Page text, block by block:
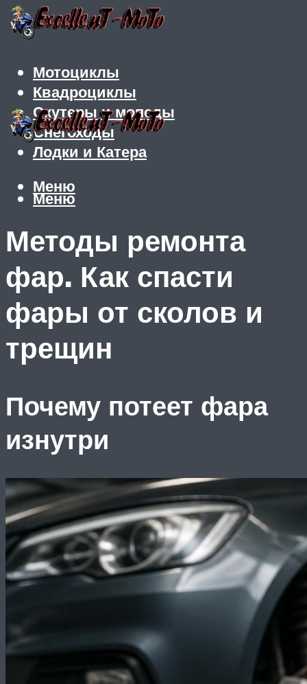
Мотоциклы
Квадроциклы
Скутеры и мопеды
Снегоходы
Лодки и Катера
Меню
Меню
Методы ремонта
фар. Как спасти
фары от сколов и
трещин
Почему потеет фара
изнутри